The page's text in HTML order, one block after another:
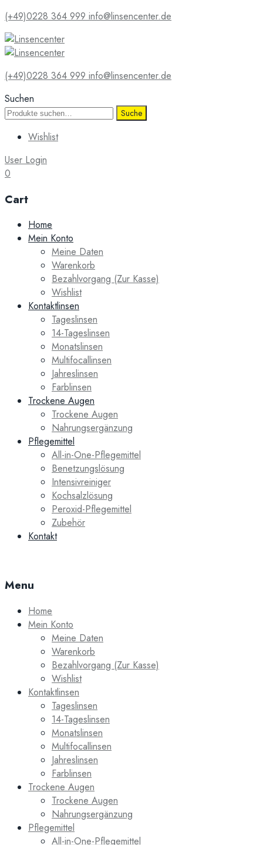
(+49)0228 364 999 info@linsencenter.de
(+49)0228 364 999 info@linsencenter.de
Suchen
Suche
Suche
Wishlist
User Login
0
Cart
Skip
Home
Mein Konto
Meine Daten
Warenkorb
Bezahlvorgang (Zur Kasse)
Wishlist
Kontaktlinsen
Tageslinsen
14-Tageslinsen
Monatslinsen
Multifocallinsen
Jahreslinsen
Farblinsen
Trockene Augen
Trockene Augen
Nahrungsergänzung
Pflegemittel
All-in-One-Pflegemittel
Benetzungslösung
Intensivreiniger
Kochsalzlösung
Peroxid-Pflegemittel
Zubehör
Kontakt
Menu
Home
Mein Konto
Meine Daten
Warenkorb
Bezahlvorgang (Zur Kasse)
Wishlist
Kontaktlinsen
Tageslinsen
14-Tageslinsen
Monatslinsen
Multifocallinsen
Jahreslinsen
Farblinsen
Trockene Augen
Trockene Augen
Nahrungsergänzung
Pflegemittel
All-in-One-Pflegemittel